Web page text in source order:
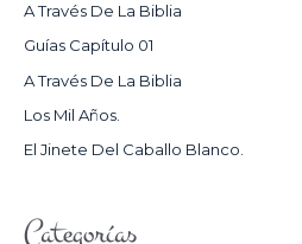
R
:
A Través De La Biblia
Guías Capítulo 01
A Través De La Biblia
Los Mil Años.
El Jinete Del Caballo Blanco.
Categorías